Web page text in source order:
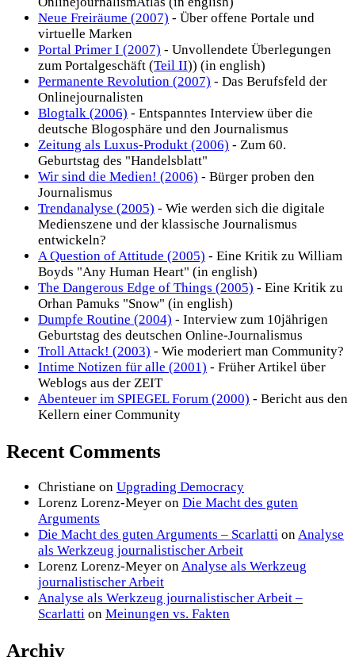
Neue Freiräume (2007) - Über offene Portale und
virtuelle Marken
Portal Primer I (2007) - Unvollendete Überlegungen
zum Portalgeschäft (Teil II)) (in english)
Permanente Revolution (2007) - Das Berufsfeld der
Onlinejournalisten
Blogtalk (2006) - Entspanntes Interview über die
deutsche Blogosphäre und den Journalismus
Zeitung als Luxus-Produkt (2006) - Zum 60.
Geburtstag des "Handelsblatt"
Wir sind die Medien! (2006) - Bürger proben den
Journalismus
Trendanalyse (2005) - Wie werden sich die digitale
Medienszene und der klassische Journalismus
entwickeln?
A Question of Attitude (2005) - Eine Kritik zu William
Boyds "Any Human Heart" (in english)
The Dangerous Edge of Things (2005) - Eine Kritik zu
Orhan Pamuks "Snow" (in english)
Dumpfe Routine (2004) - Interview zum 10jährigen
Geburtstag des deutschen Online-Journalismus
Troll Attack! (2003) - Wie moderiert man Community?
Intime Notizen für alle (2001) - Früher Artikel über
Weblogs aus der ZEIT
Abenteuer im SPIEGEL Forum (2000) - Bericht aus den
Kellern einer Community
Recent Comments
Christiane on Upgrading Democracy
Lorenz Lorenz-Meyer on Die Macht des guten
Arguments
Die Macht des guten Arguments – Scarlatti onAnalyse
als Werkzeug journalistischer Arbeit
Lorenz Lorenz-Meyer onAnalyse als Werkzeug
journalistischer Arbeit
Analyse als Werkzeug journalistischer Arbeit –
Scarlatti on Meinungen vs. Fakten
Archiv